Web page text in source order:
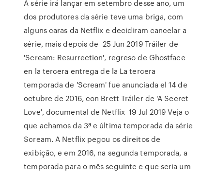
A série irá lançar em setembro desse ano, um
dos produtores da série teve uma briga, com
alguns caras da Netflix e decidiram cancelar a
série, mais depois de 25 Jun 2019 Tráiler de
'Scream: Resurrection', regreso de Ghostface
en la tercera entrega de la La tercera
temporada de 'Scream' fue anunciada el 14 de
octubre de 2016, con Brett Tráiler de 'A Secret
Love', documental de Netflix 19 Jul 2019 Veja o
que achamos da 3ª e última temporada da série
Scream. A Netflix pegou os direitos de
exibição, e em 2016, na segunda temporada, a
temporada para o mês seguinte e que seria um